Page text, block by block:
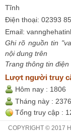
Tĩnh
Điện thoại: 02393
Email:
Ghi rõ nguồn tin
nội dung trên
Trang thông tin
Lượt người truy
Hôm nay : 1806
Tháng này :
Tổng truy cập :
COPYRIGHT © 2017